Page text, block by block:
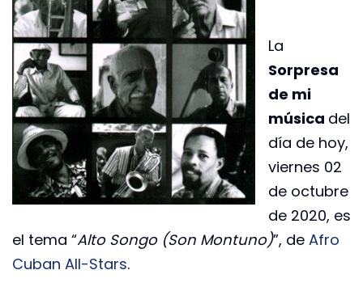
La
Sorpresa
de mi
música del
día de hoy,
viernes 02
de octubre
de 2020, es
el tema “Alto Songo (Son Montuno)”, de Afro
Cuban All-Stars.